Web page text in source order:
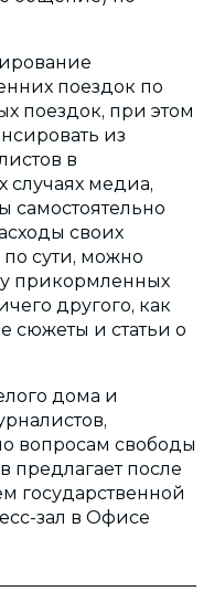
поездок по
поездок, при этом
из
в
случаях медиа,
самостоятельно
своих
сути, можно
прикормленных
другого, как
сюжеты и статьи о
дома и
вопросам свободы
предлагает после
государственной
зал в Офисе